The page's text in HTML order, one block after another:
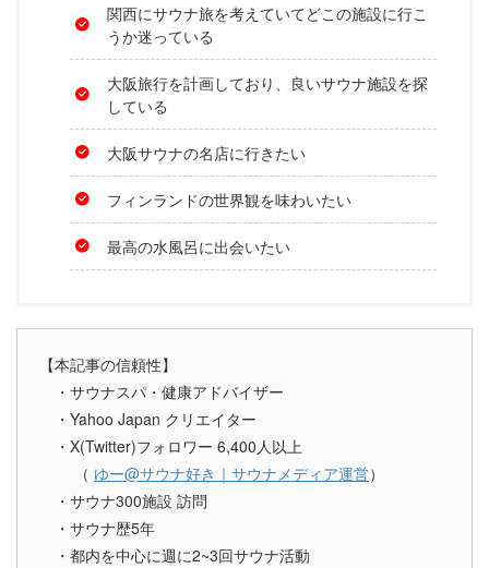
関西にサウナ旅を考えていてどこの施設に行こ
うか迷っている
大阪旅行を計画しており、良いサウナ施設を探
している
大阪サウナの名店に行きたい
フィンランドの世界観を味わいたい
最高の水風呂に出会いたい
【本記事の信頼性】
・サウナスパ・健康アドバイザー
・Yahoo Japan クリエイター
・X(Twitter)フォロワー 6,400人以上
（ ゆー@サウナ好き｜サウナメディア運営）
・サウナ300施設 訪問
・サウナ歴5年
・都内を中心に週に2~3回サウナ活動